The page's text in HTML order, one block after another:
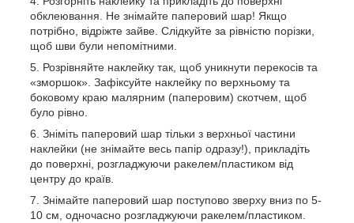
обклеювання. Не знімайте паперовий шар! Якщо
потрібно, відріжте зайве. Слідкуйте за рівністю порізки,
щоб шви були непомітними.
Розрівняйте наклейку так, щоб уникнути перекосів та
«зморшок». Зафіксуйте наклейку по верхньому та
боковому краю малярним (паперовим) скотчем, щоб
було рівно.
Зніміть паперовий шар тільки з верхньої частини
наклейки (не знімайте весь папір одразу!), прикладіть
до поверхні, розгладжуючи ракелем/пластиком від
центру до країв.
Знімайте паперовий шар поступово зверху вниз по 5-
10 см, одночасно розгладжуючи ракелем/пластиком.